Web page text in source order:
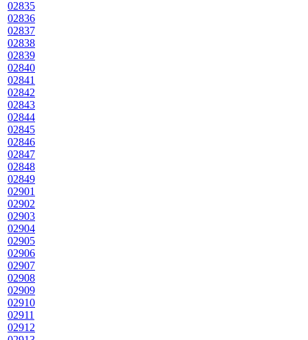
02835
02836
02837
02838
02839
02840
02841
02842
02843
02844
02845
02846
02847
02848
02849
02901
02902
02903
02904
02905
02906
02907
02908
02909
02910
02911
02912